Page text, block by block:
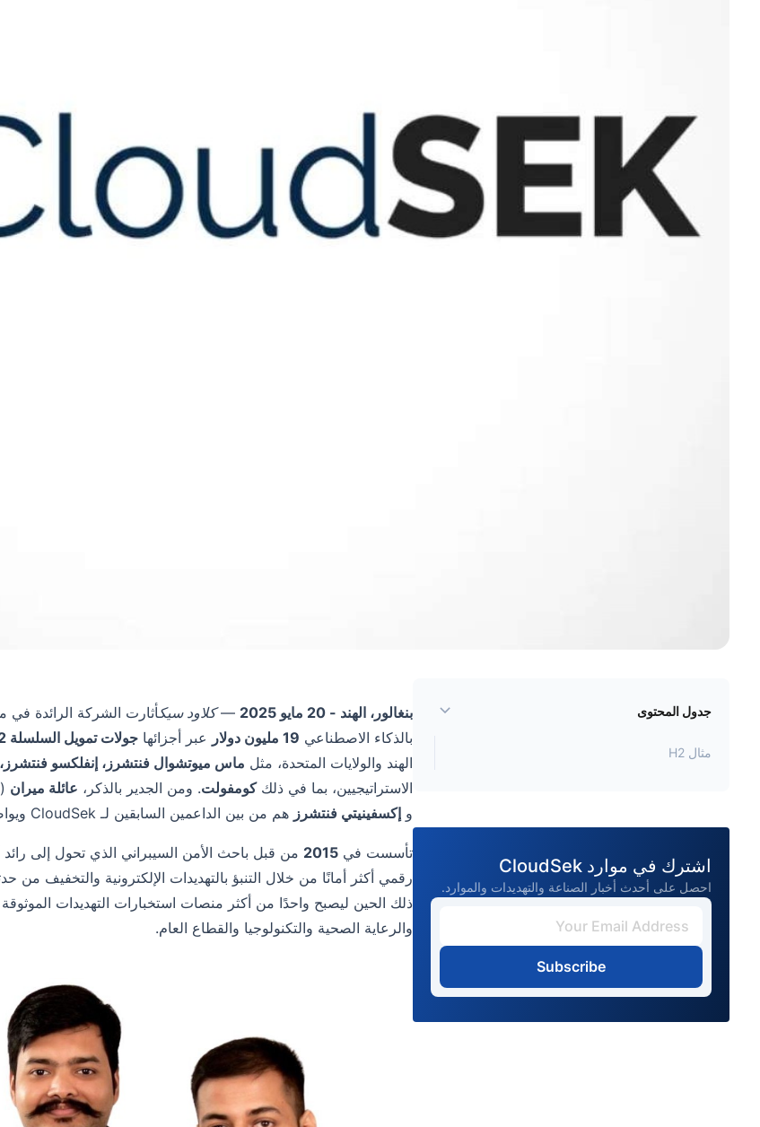
جدول المحتوى
مثال H2
اشترك في موارد CloudSek
احصل على أحدث أخبار الصناعة والتهديدات والموارد.
Subscribe
بنغالور، الهند - 20 مايو 2025 —كلاود سيكأثارت الشركة الرائدة في
بالذكاء الاصطناعي 19 مليون دولار عبر أجزائها جولات تمويل السلسلة A2 و B1
الهند والولايات المتحدة، مثل ماس ميوتشوال فنتشرز، إنفلكسو فنتشرز،
الاستراتيجيين، بما في ذلككومفولت. ومن الجدير بالذكر، عائلة ميران
و إكسفينيتي فنتشرز هم من بين الداعمين السابقين لـ CloudSek ويواصلون دعم رؤية الشركة طويلة المدى.
تأسست في 2015 من قبل باحث الأمن السيبراني الذي تحول إلى
رقمي أكثر أمانًا من خلال التنبؤ بالتهديدات الإلكترونية والتخفيف
ذلك الحين ليصبح واحدًا من أكثر منصات استخبارات التهديدات
والرعاية الصحية والتكنولوجيا والقطاع العام.